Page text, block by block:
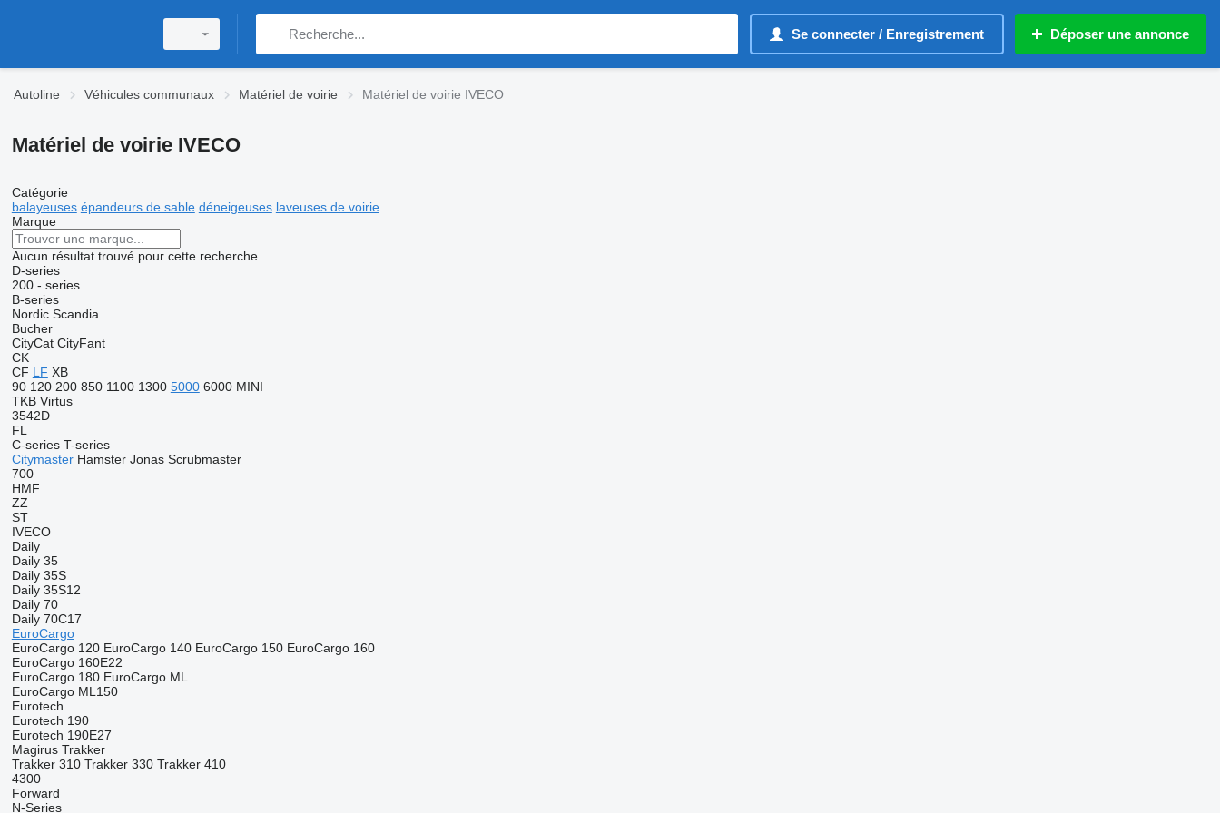
Se connecter / Enregistrement Déposer une annonce
Autoline Véhicules communaux Matériel de voirie Matériel de voirie IVECO
Matériel de voirie IVECO
Catégorie
balayeuses épandeurs de sable déneigeuses laveuses de voirie
Marque
Aucun résultat trouvé pour cette recherche
D-series
200 - series
B-series
Nordic Scandia
Bucher
CityCat CityFant
CK
CF LF XB
90 120 200 850 1100 1300 5000 6000 MINI
TKB Virtus
3542D
FL
C-series T-series
Citymaster Hamster Jonas Scrubmaster
700
HMF
ZZ
ST
IVECO
Daily
Daily 35
Daily 35S
Daily 35S12
Daily 70
Daily 70C17
EuroCargo
EuroCargo 120 EuroCargo 140 EuroCargo 150 EuroCargo 160
EuroCargo 160E22
EuroCargo 180 EuroCargo ML
EuroCargo ML150
Eurotech
Eurotech 190
Eurotech 190E27
Magirus Trakker
Trakker 310 Trakker 330 Trakker 410
4300
Forward
N-Series